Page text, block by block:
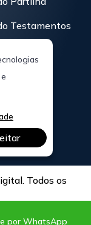
Testamentos
Todos os
por WhatsApp